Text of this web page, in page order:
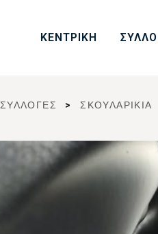
ΚΕΝΤΡΙΚΗ
ΣΥΛΛΟΓΈΣ > ΣΚΟΥΛΑΡΙΚΙΑ